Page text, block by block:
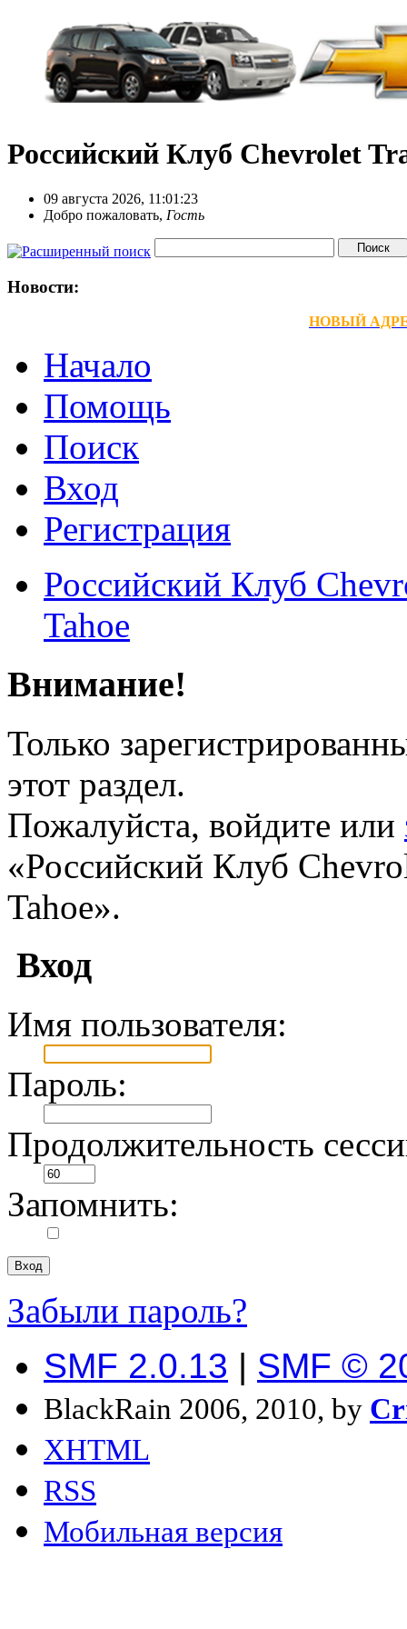
Российский Клуб Chevrolet
09 августа 2026, 11:01:23
Добро пожаловать, Гость
Новости:
НОВЫЙ АДРЕС
Начало
Помощь
Поиск
Вход
Регистрация
Российский Клуб
Tahoe
Внимание!
Только
этот раздел.
Пожалуйста, войдите или
«Российский Клуб
Tahoe».
Вход
Имя пользователя:
Пароль:
Продолжительность
Запомнить:
Забыли пароль?
SMF 2.0.13 | SMF ©
BlackRain 2006, 2010, by
XHTML
RSS
Мобильная версия